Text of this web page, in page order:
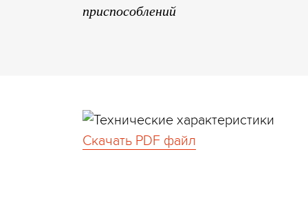
приспособлений
Скачать PDF файл